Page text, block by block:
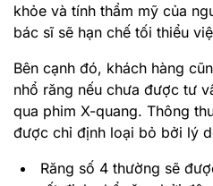
khỏe và tính thẩm mỹ của
bác sĩ sẽ hạn chế tối thiểu
Bên cạnh đó, khách hàng
nhổ răng nếu chưa được tư
qua phim X-quang. Thông
được chỉ định loại bỏ bởi lý
Răng số 4 thường sẽ